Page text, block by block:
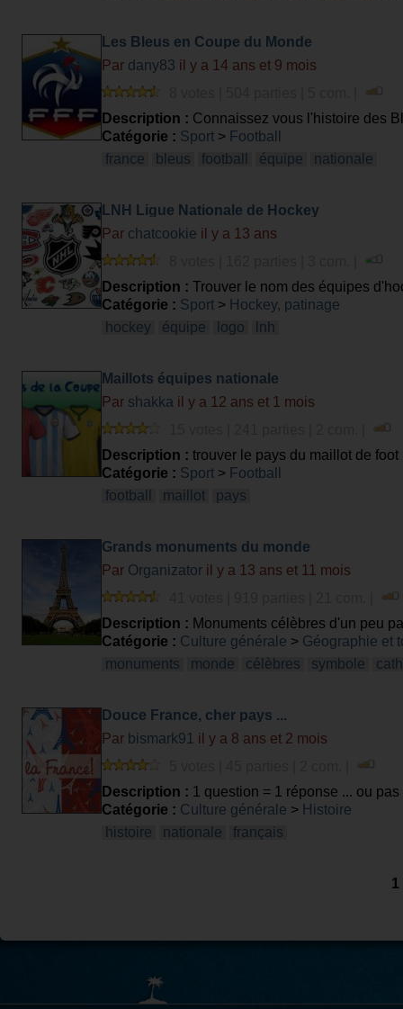
Les Bleus en Coupe du Monde
Par dany83 il y a 14 ans et 9 mois
Description : Connaissez vous l'histoire des
Catégorie : Sport > Football
france
bleus football équipe nationale
LNH Ligue Nationale de Hockey
Par chatcookie il y a 13 ans
Description : Trouver le nom des équipes
Catégorie : Sport > Hockey, patinage
hockey
équipe logo lnh
Maillots équipes nationale
Par shakka il y a 12 ans et 1 mois
Description : trouver le pays du maillot de foot
Catégorie : Sport > Football
football
maillot pays
Grands monuments du monde
Par Organizator il y a 13 ans et 11 mois
Description : Monuments célèbres d'un peu
Catégorie : Culture générale > Géographie et
monuments
monde célèbres symbole
Douce France, cher pays ...
Par bismark91 il y a 8 ans et 2 mois
Description : 1 question = 1 réponse ... ou pas
Catégorie : Culture générale > Histoire
histoire
nationale français
1